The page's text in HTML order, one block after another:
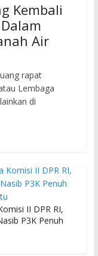
Kembali
Air
rapat
Lembaga
di
II DPR RI,
P3K Penuh